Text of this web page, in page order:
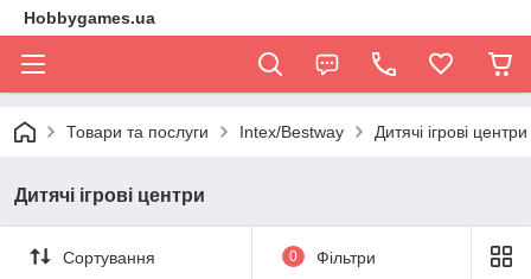
Hobbygames.ua
Товари та послуги Intex/Bestway Дитячі ігрові центри
Дитячі ігрові центри
Сортування 0 Фільтри